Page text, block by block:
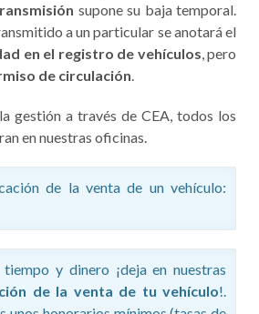
supone su baja temporal.
a un particular se anotará el
en el registro de vehículos, pero
de circulación.
gestión a través de CEA, todos los
en nuestras oficinas.
de la venta de un vehículo:
y dinero ¡deja en nuestras
de la venta de tu vehículo!.